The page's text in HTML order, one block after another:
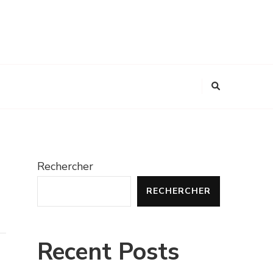
Rechercher
RECHERCHER
Recent Posts